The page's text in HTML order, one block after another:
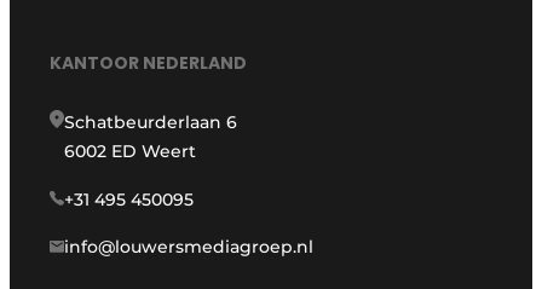
KANTOOR NEDERLAND
Schatbeurderlaan 6
6002 ED Weert
+31 495 450095
info@louwersmediagroep.nl